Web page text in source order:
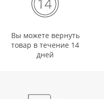
Вы можете вернуть
товар в течение 14
дней